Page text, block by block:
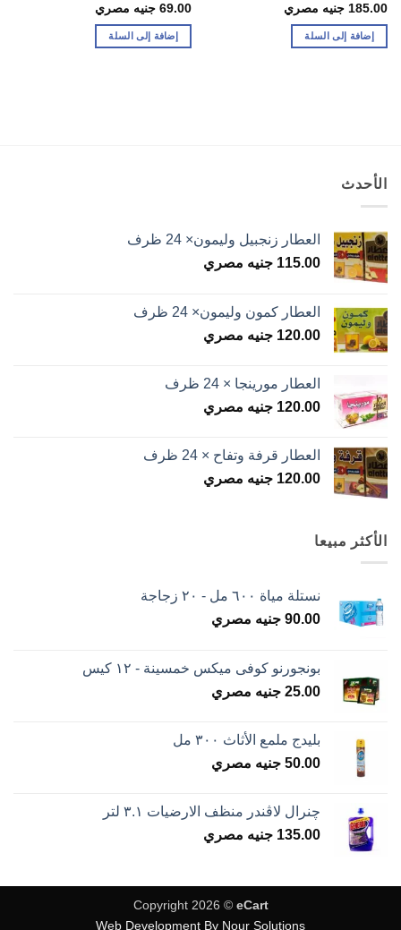
185.00 جنيه مصري
إضافة إلى السلة
69.00جنيه مصري
إضافة إلى السلة
الأحدث
العطار زنجبيل وليمون× 24 ظرف
115.00 جنيه مصري
العطار كمون وليمون× 24 ظرف
120.00 جنيه مصري
العطار مورينجا × 24 ظرف
120.00 جنيه مصري
العطار قرفة وتفاح × 24 ظرف
120.00 جنيه مصري
الأكثر مبيعا
نستلة مياة ٦٠٠ مل - ٢٠ زجاجة
90.00 جنيه مصري
بونجورنو كوفى ميكس خمسينة - ١٢ كيس
25.00 جنيه مصري
بليدج ملمع الأثاث ٣٠٠ مل
50.00 جنيه مصري
چنرال لاڤندر منظف الارضيات ٣.١ لتر
135.00 جنيه مصري
Copyright 2026 © eCart
Web Development By Nour Solutions